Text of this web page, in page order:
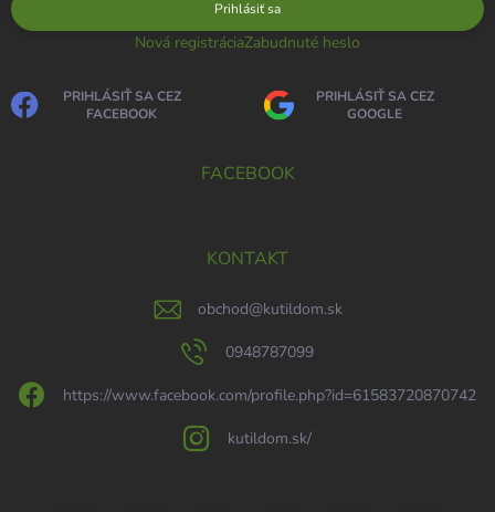
Prihlásiť sa
Nová registráciaZabudnuté heslo
PRIHLÁSIŤ SA CEZ
FACEBOOK
PRIHLÁSIŤ SA CEZ
GOOGLE
FACEBOOK
KONTAKT
obchod@kutildom.sk
0948787099
https://www.facebook.com/profile.php?id=61583720870742
kutildom.sk/